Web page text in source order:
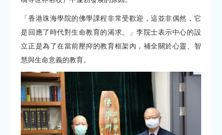
「香港珠海學院的佛學課程非常受歡迎，這並非偶然，它
是回應了時代對生命教育的渴求。」李院士表示中心的設
立正是為了在當前壓抑的教育框架內，補全關於心靈、智
慧與生命意義的教育。